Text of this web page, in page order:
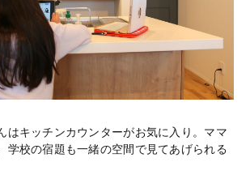
はキッチンカウンターがお気に入り。ママ
学校の宿題も一緒の空間で見てあげられる